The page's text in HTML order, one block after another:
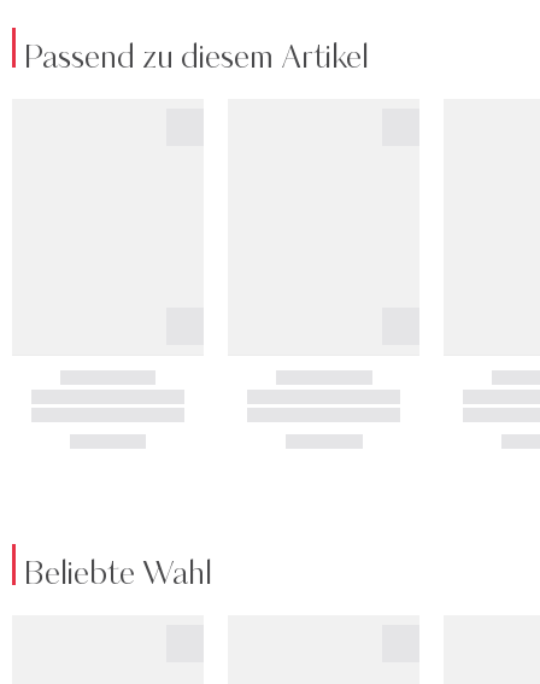
Passend zu diesem Artikel
Beliebte Wahl